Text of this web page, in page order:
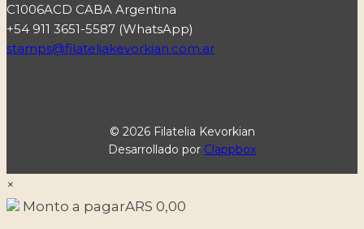
C1006ACD CABA Argentina
+54 911 3651-5587 (WhatsApp)
stamps@filateliakevorkian.com.ar
© 2026 Filatelia Kevorkian
Desarrollado por Clappbox
×
Monto a pagarARS 0,00